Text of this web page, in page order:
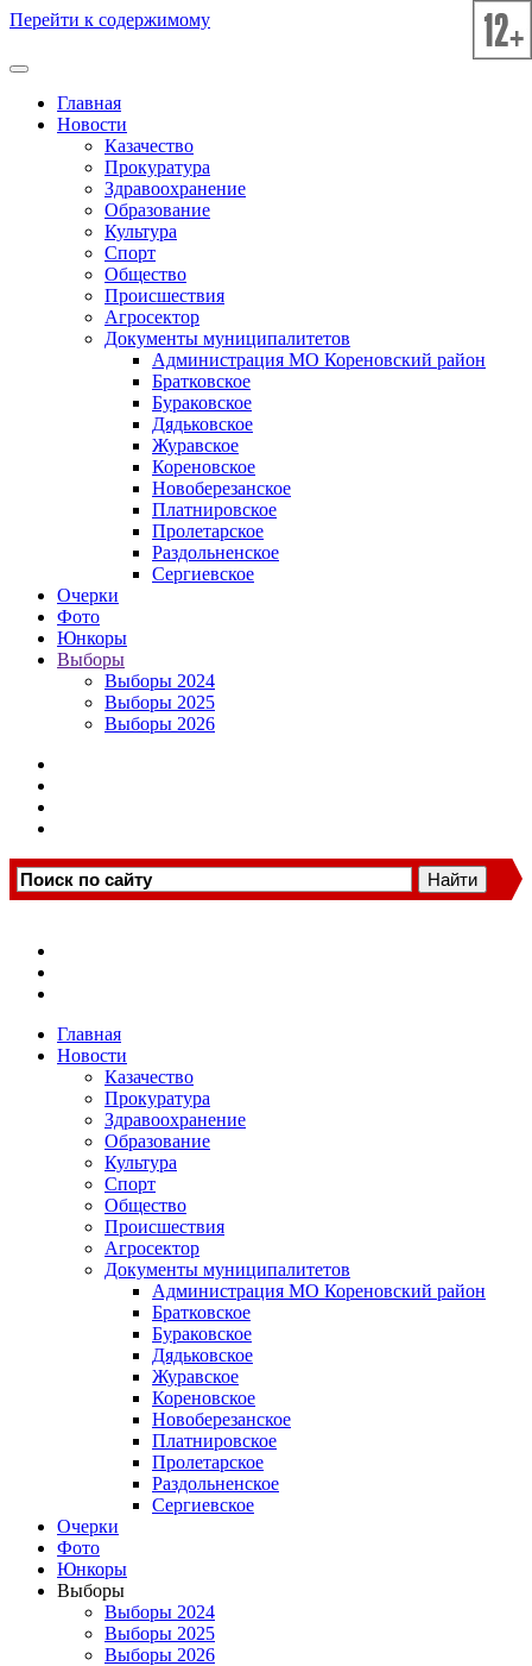
Перейти к содержимому
Главная
Новости
Казачество
Прокуратура
Здравоохранение
Образование
Культура
Спорт
Общество
Происшествия
Агросектор
Документы муниципалитетов
Администрация МО Кореновский район
Братковское
Бураковское
Дядьковское
Журавское
Кореновское
Новоберезанское
Платнировское
Пролетарское
Раздольненское
Сергиевское
Очерки
Фото
Юнкоры
Выборы
Выборы 2024
Выборы 2025
Выборы 2026
Главная
Новости
Казачество
Прокуратура
Здравоохранение
Образование
Культура
Спорт
Общество
Происшествия
Агросектор
Документы муниципалитетов
Администрация МО Кореновский район
Братковское
Бураковское
Дядьковское
Журавское
Кореновское
Новоберезанское
Платнировское
Пролетарское
Раздольненское
Сергиевское
Очерки
Фото
Юнкоры
Выборы
Выборы 2024
Выборы 2025
Выборы 2026